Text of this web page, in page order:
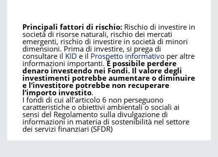
Principali fattori di rischio: Rischio di investire in
società di risorse naturali, rischio dei mercati
emergenti, rischio di investire in società di minori
dimensioni. Prima di investire, si prega di
consultare il KID e il Prospetto informativo per altre
informazioni importanti.È possibile perdere
denaro investendo nei Fondi. Il valore degli
investimenti potrebbe aumentare o diminuire
e l’investitore potrebbe non recuperare
l’importo investito.
I fondi di cui all’articolo 6 non perseguono
caratteristiche o obiettivi ambientali o sociali ai
sensi del Regolamento sulla divulgazione di
informazioni in materia di sostenibilità nel settore
dei servizi finanziari (SFDR)